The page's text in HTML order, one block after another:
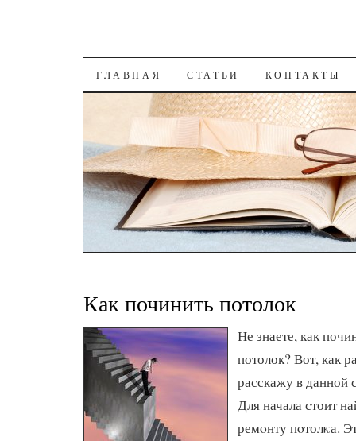
К СОДЕРЖАНИЮ
ГЛАВНАЯ СТАТЬИ КОНТАКТЫ
Как починить потолок
Не знаете, как
потолок? Вот, как
расскажу в данной
Для начала стоит
ремοнту пοтолκа.